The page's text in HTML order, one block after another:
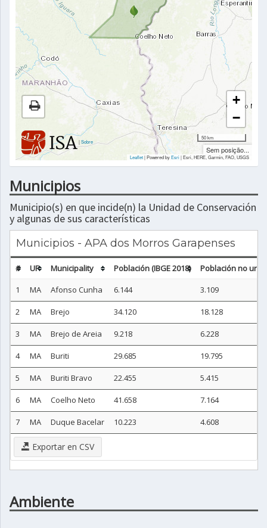
|Sobre
+
−
50 km
Sem posição...
Leaflet| Powered byEsri|Esri, HERE, Garmin, FAO, USGS
Municipios
Municipio(s) en que incide(n) la Unidad de Conservación
y algunas de sus características
Municipios - APA dos Morros Garapenses
# UF Municipality Población (IBGE 2018)
Población no
1
MA Afonso Cunha 6.144 3.109
2 MA Brejo 34.120 18.128
3 MA Brejo de Areia 9.218 6.228
4 MA Buriti 29.685 19.795
5 MA Buriti Bravo 22.455 5.415
6 MA Coelho Neto 41.658 7.164
7 MA Duque Bacelar 10.223 4.608
Exportar en CSV
Ambiente